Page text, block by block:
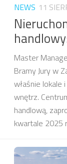
NEWS 11
Master
Bramy Jury w
właśnie lokale
wnętrz.
handlową,
kwartale 2025